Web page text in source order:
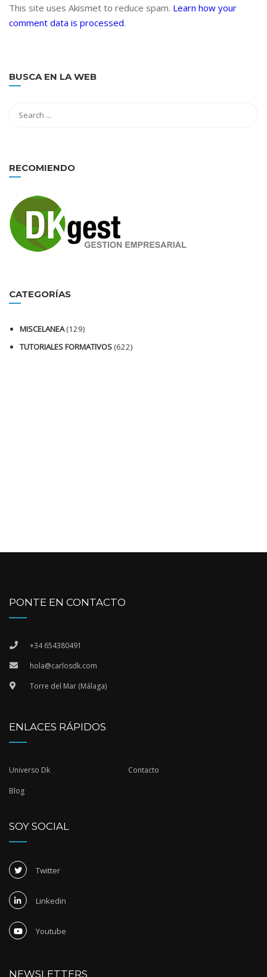
This site uses Akismet to reduce spam. Learn how your
comment data is processed.
BUSCA EN LA WEB
RECOMIENDO
CATEGORÍAS
MISCELANEA(129)
TUTORIALES FORMATIVOS(622)
PONTE EN CONTACTO
+34 654380491
hola@carlosdk.com
Torre del Mar (Málaga)
ENLACES RÁPIDOS
Universo Dk Contacto
Blog
SOY SOCIAL
Twitter
Linkedin
Youtube
NEWSLETTERS